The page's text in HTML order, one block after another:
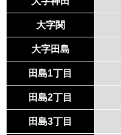
大字関
大字田島
田島1丁目
田島2丁目
田島3丁目